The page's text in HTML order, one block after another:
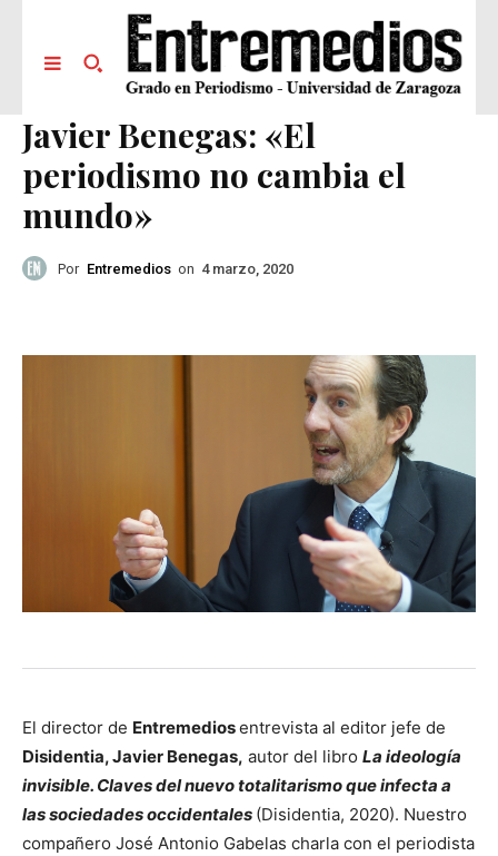
Javier Benegas: «El
periodismo no cambia el
mundo»
Por Entremedios on 4 marzo, 2020
El director de Entremediosentrevista al editor jefe de
Disidentia, Javier Benegas, autor del libro La ideología
invisible. Claves del nuevo totalitarismo que infecta a
las sociedades occidentales (Disidentia, 2020). Nuestro
compañero José Antonio Gabelas charla con el periodista